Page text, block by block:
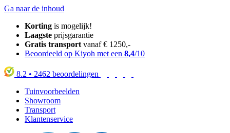
Ga naar de inhoud
Korting is mogelijk!
Laagste prijsgarantie
Gratis transport vanaf € 1250,-
Beoordeeld op Kiyoh met een 8,4/10
8.2 • 2462 beoordelingen
Tuinvoorbeelden
Showroom
Transport
Klantenservice